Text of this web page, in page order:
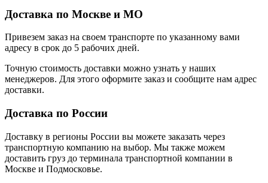
Доставка по Москве и МО
Привезем заказ на своем транспорте по указанному вами
адресу в срок до 5 рабочих дней.
Точную стоимость доставки можно узнать у наших
менеджеров. Для этого оформите заказ и сообщите нам адрес
доставки.
Доставка по России
Доставку в регионы России вы можете заказать через
транспортную компанию на выбор. Мы также можем
доставить груз до терминала транспортной компании в
Москве и Подмосковье.